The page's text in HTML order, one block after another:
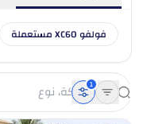
فولفو XC60 مستعملة
1